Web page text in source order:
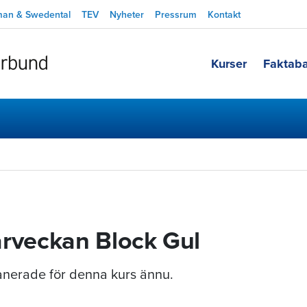
& Swedental TEV Nyheter Pressrum Kontakt
Kurser
Block Gul
för denna kurs ännu.